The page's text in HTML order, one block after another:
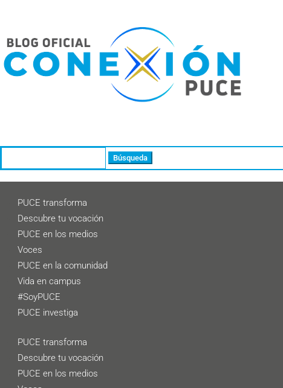
PUCE transforma
Descubre tu vocación
PUCE en los medios
Voces
PUCE en la comunidad
Vida en campus
#SoyPUCE
PUCE investiga
PUCE transforma
Descubre tu vocación
PUCE en los medios